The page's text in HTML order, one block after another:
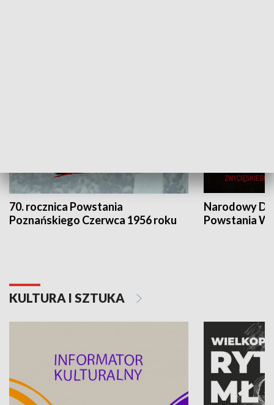
70. rocznica Powstania
Poznańskiego Czerwca 1956 roku
Narodowy
Powstania
KULTURA I SZTUKA